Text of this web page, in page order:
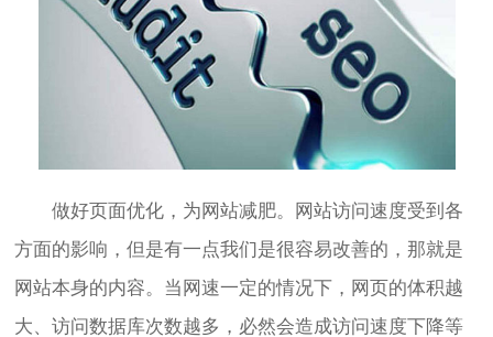
做好页面优化，为网站减肥。网站访问速度受到各
方面的影响，但是有一点我们是很容易改善的，那就是
网站本身的内容。当网速一定的情况下，网页的体积越
大、访问数据库次数越多，必然会造成访问速度下降等